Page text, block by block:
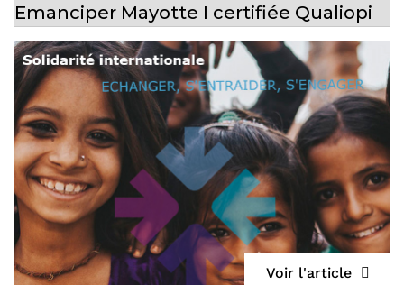
Emanciper Mayotte I certifiée Qualiopi
Voir l'article